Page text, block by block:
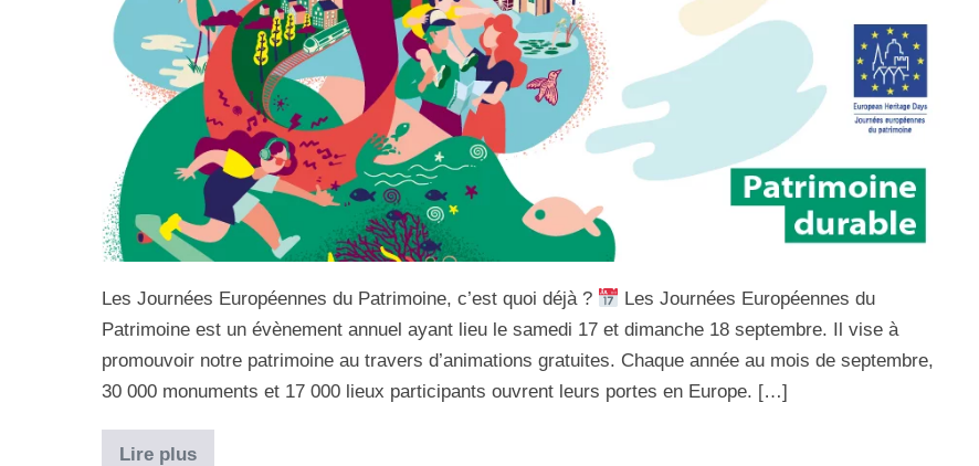
Les Journées Européennes du Patrimoine, c’est quoi déjà ?
Les Journées Européennes du
Patrimoine est un évènement annuel ayant lieu le samedi 17 et dimanche 18 septembre. Il vise à
promouvoir notre patrimoine au travers d’animations gratuites. Chaque année au mois de septembre,
30 000 monuments et 17 000 lieux participants ouvrent leurs portes en Europe. […]
Lire plus